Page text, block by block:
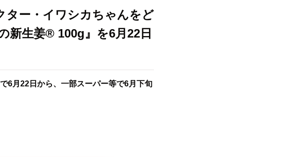
ター・イワシカちゃんをど
新生姜® 100g』を6月22日
6月22日から、一部スーパー等で6月下旬